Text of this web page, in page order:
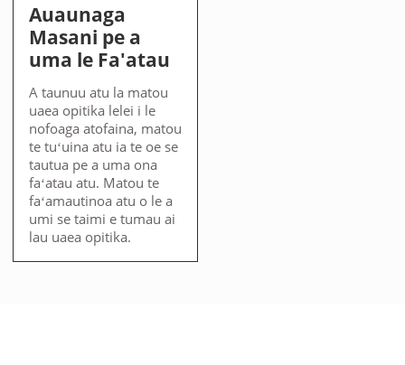
Auaunaga
Masani pe a
uma le Fa'atau
A taunuu atu la matou
uaea opitika lelei i le
nofoaga atofaina, matou
te tuʻuina atu ia te oe se
tautua pe a uma ona
faʻatau atu. Matou te
faʻamautinoa atu o le a
umi se taimi e tumau ai
lau uaea opitika.